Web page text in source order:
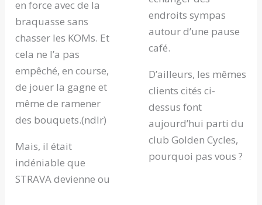
en force avec de la
braquasse sans
chasser les KOMs. Et
cela ne l’a pas
empêché, en course,
de jouer la gagne et
même de ramener
des bouquets.(ndlr)
Mais, il était
indéniable que
STRAVA devienne ou
endroits sympas
autour d’une pause
café.
D’ailleurs, les mêmes
clients cités ci-
dessus font
aujourd’hui parti du
club Golden Cycles,
pourquoi pas vous ?